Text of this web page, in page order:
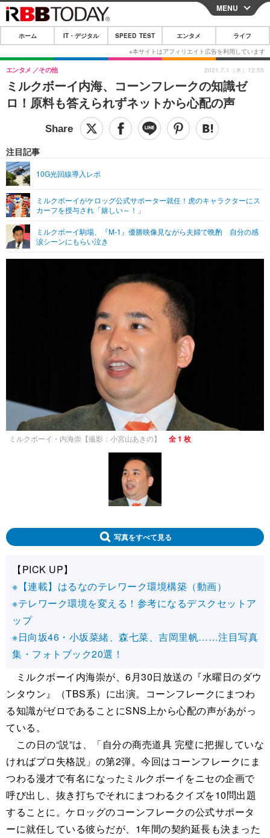
CLOSE
ホーム
IT・デジタル
IT・デジタルTOP スマートフォン
ショッピング その他
SPEED TEST
エンタメTOP 映画・ドラマ
グラビア
ショッピング その他
ライフTOP
その他
リリース一覧
プッシュ通知の停止方法
MENU
ホーム IT・デジタル SPEED TEST エンタメ ライフ
ミルクボーイ内海、コーンフレークの知識ゼ
ロ！原料も答えられずネットから心配の声
エンタメ その他
注目記事
10G光回線導入レポ
ミルクボーイがケロッグ公式サポーター就任！虎のキャラクターにス
カーフを授与され「嬉しい～！」
ミルクボーイ駒場、『M-1』優勝映像見ながら夫婦で晩酌 自分の感
涙シーンにもらい泣き
2021.7.1（木）12:55
ミルクボーイ・内海崇【撮影：小宮山あきの】 全 1 枚
写真をすべて見る
【PICK UP】
※【連載】はるなのテレワーク環境構築（動画）
※テレワーク環境を変える！参考になるデスクセットア
ップ
※日向坂46・小坂菜緒、森七菜、吉岡里帆……注目写真
集・フォトブック20選！
ミルクボーイ内海崇が、6月30日放送の『水曜日のダウ
ンタウン』（TBS系）に出演。コーンフレークにまつわ
る知識がゼロであることにSNS上から心配の声があがっ
ている。
この日の“説”は、「自分の商売道具 完璧に把握していな
ければプロ失格説」の第2弾。今回はコーンフレークにま
つわる漫才で有名になったミルクボーイをニセの企画で
呼び出し、抜き打ちでそれにまつわるクイズを10問出題
することに。ケロッグのコーンフレークの公式サポータ
ーに就任している彼らだが、1年間の契約延長も決まった